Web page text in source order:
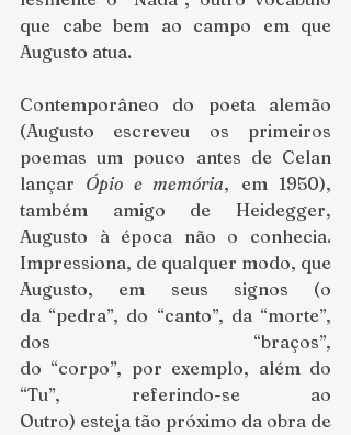
que cabe bem ao campo em que
Augusto atua.
Contemporâneo do poeta alemão
(Augusto escreveu os primeiros
poemas um pouco antes de Celan
lançar Ópio e memória, em 1950),
também amigo de Heidegger,
Augusto à época não o conhecia.
Impressiona, de qualquer modo, que
Augusto, em seus signos (o
da “pedra”, do “canto”, da “morte”,
dos “braços”,
do “corpo”, por exemplo, além do
“Tu”, referindo-se ao
Outro) esteja tão próximo da obra de